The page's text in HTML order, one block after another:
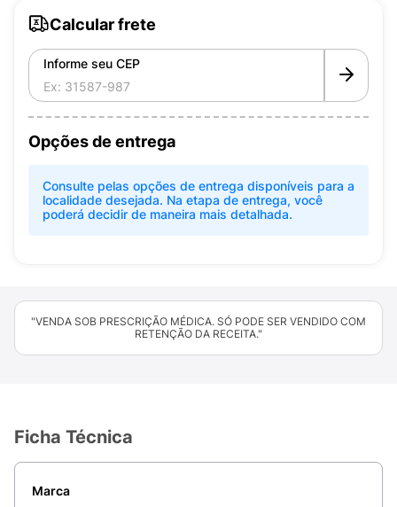
Calcular frete
Informe seu CEP
Opções de entrega
Consulte pelas opções de entrega disponíveis para a
localidade desejada. Na etapa de entrega, você
poderá decidir de maneira mais detalhada.
"VENDA SOB PRESCRIÇÃO MÉDICA. SÓ PODE SER VENDIDO COM
RETENÇÃO DA RECEITA."
Ficha Técnica
Marca